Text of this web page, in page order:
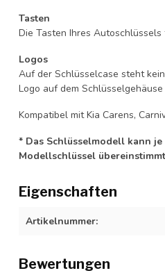
Tasten
Die Tasten Ihres
Logos
Auf der Schlüsselcase steht
Logo auf dem
Kompatibel mit Kia Carens,
* Das Schlüsselmodell kann
Modellschlüssel
Eigenschaften
Artikelnummer:
Bewertungen